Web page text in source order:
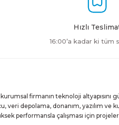
Hızlı
16:00’a kadar ki tüm
firmanın teknoloji
veri depolama, donanım, yazılım
performansla çalışması için